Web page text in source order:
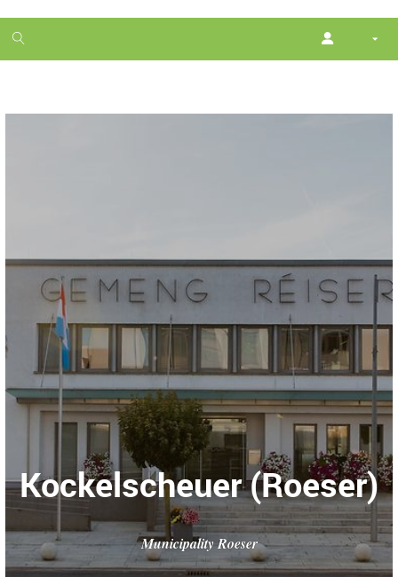
1
month
Kockelscheuer (Roeser)
Municipality Roeser